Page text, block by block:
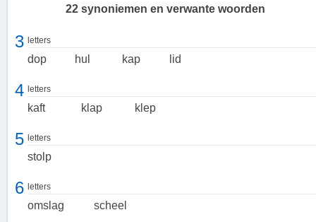
Een deksel kan verschillende vormen aannemen en wordt in
diverse contexten gebruikt. Zo wordt het bijvoorbeeld gebruikt als
22 synoniemen en verwante woorden
3 letters
dop hul kap lid
4 letters
kaft klap klep
5 letters
stolp
6 letters
omslag scheel